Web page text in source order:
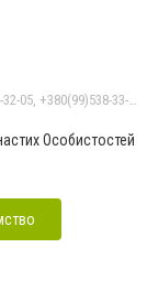
Особистостей